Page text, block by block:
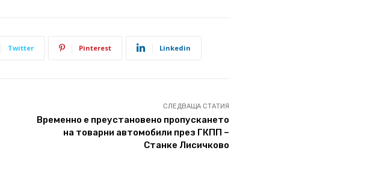
Twitter Pinterest Linkedin
СЛЕДВАЩА СТАТИЯ
Временно е преустановено пропускането
на товарни автомобили през ГКПП –
Станке Лисичково